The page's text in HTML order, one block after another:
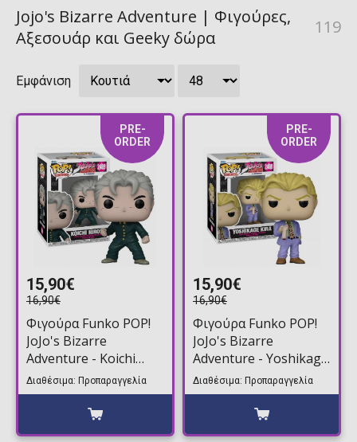
Jojo's Bizarre Adventure | Φιγούρες,
Αξεσουάρ και Geeky δώρα
119
Εμφάνιση
PRE-
ORDER
15,90€
16,90€
Φιγούρα Funko POP!
JoJo's Bizarre
Adventure - Koichi
Hirose #2489
Διαθέσιμα: Προπαραγγελία
PRE-
ORDER
15,90€
16,90€
Φιγούρα Funko POP!
JoJo's Bizarre
Adventure - Yoshikage
Kira #2488
Διαθέσιμα: Προπαραγγελία